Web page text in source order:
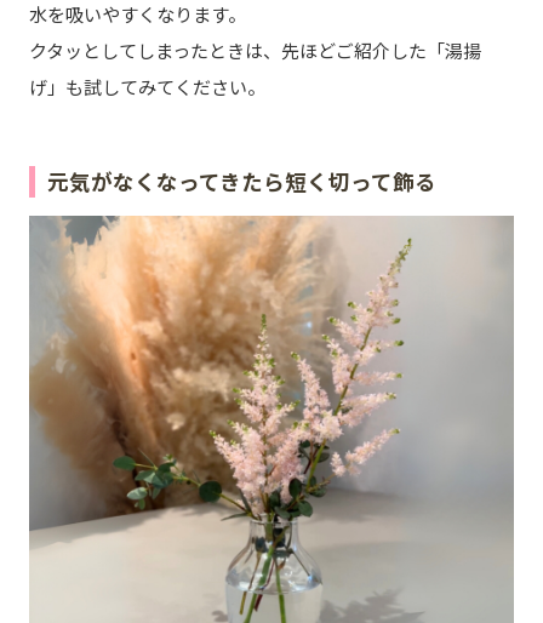
水を吸いやすくなります。
クタッとしてしまったときは、先ほどご紹介した「湯揚
げ」も試してみてください。
元気がなくなってきたら短く切って飾る